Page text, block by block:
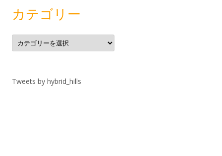
カテゴリー
カ
テ
ゴ
Tweets by hybrid_hills